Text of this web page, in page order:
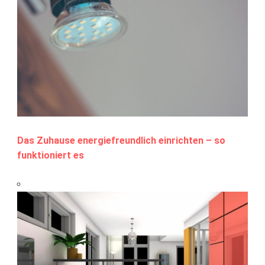
Das Zuhause energiefreundlich einrichten – so
funktioniert es